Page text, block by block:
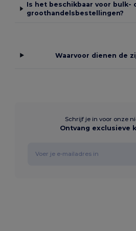
Is het beschikbaar voor bulk-
groothandelsbestellingen?
Waarvoor dienen de
Schrijf je in voor onze
Ontvang exclusieve